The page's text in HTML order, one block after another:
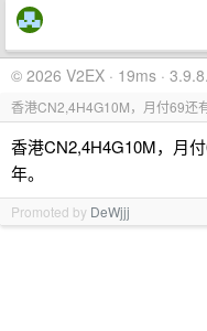
© 2026 V2EX · 19ms ·
香港CN2,4H4G10M，月付69还
香港CN2,4H4G10M，月
年。
Promoted by DeWjjj